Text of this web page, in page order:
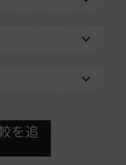
にてご確認ください。
システムのBIOS設
デルが異なるメモリ
。各セットのメモリ
ます。異なるセット
を追